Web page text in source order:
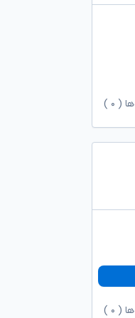
( ۰
( ۰